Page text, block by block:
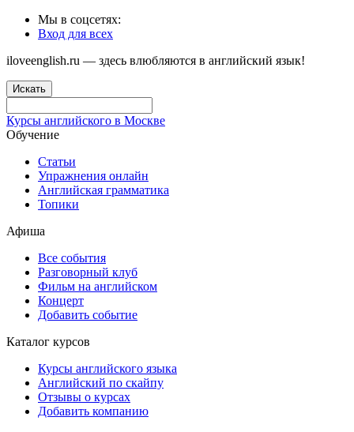
Мы в соцсетях:
Вход для всех
iloveenglish.ru — здесь влюбляются в английский язык!
Искать
Курсы английского в Москве
Обучение
Статьи
Упражнения онлайн
Английская грамматика
Топики
Афиша
Все события
Разговорный клуб
Фильм на английском
Концерт
Добавить событие
Каталог курсов
Курсы английского языка
Английский по скайпу
Отзывы о курсах
Добавить компанию